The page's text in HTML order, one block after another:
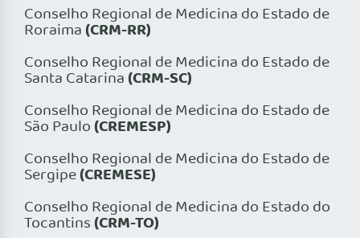
Conselho Regional de Medicina do Estado de
Roraima (CRM-RR)
Conselho Regional de Medicina do Estado de
Santa Catarina (CRM-SC)
Conselho Regional de Medicina do Estado de
São Paulo (CREMESP)
Conselho Regional de Medicina do Estado de
Sergipe(CREMESE)
Conselho Regional de Medicina do Estado do
Tocantins (CRM-TO)